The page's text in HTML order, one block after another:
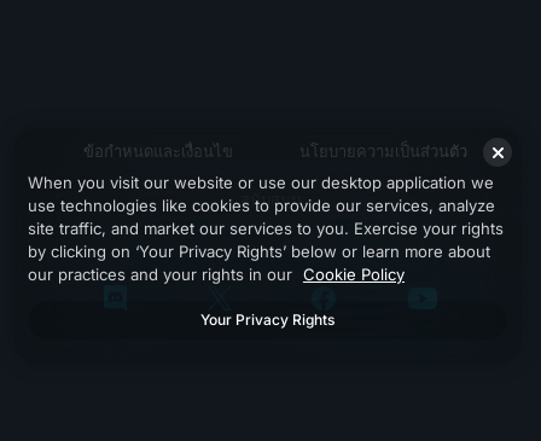
ข้อกำหนดและเงื่อนไข นโยบายความเป็นส่วนตัว
สนับสนุน
When you visit our website or use our desktop application we
use technologies like cookies to provide our services, analyze
site traffic, and market our services to you. Exercise your rights
by clicking on ‘Your Privacy Rights’ below or learn more about
our practices and your rights in our Cookie Policy
Your Privacy Rights